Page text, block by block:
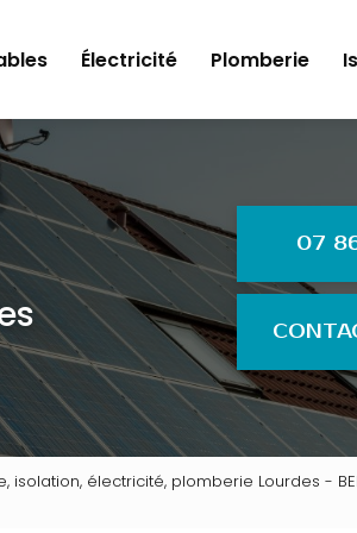
Électricité Plomberie
07
isolation, électricité, plomberie Lourdes -